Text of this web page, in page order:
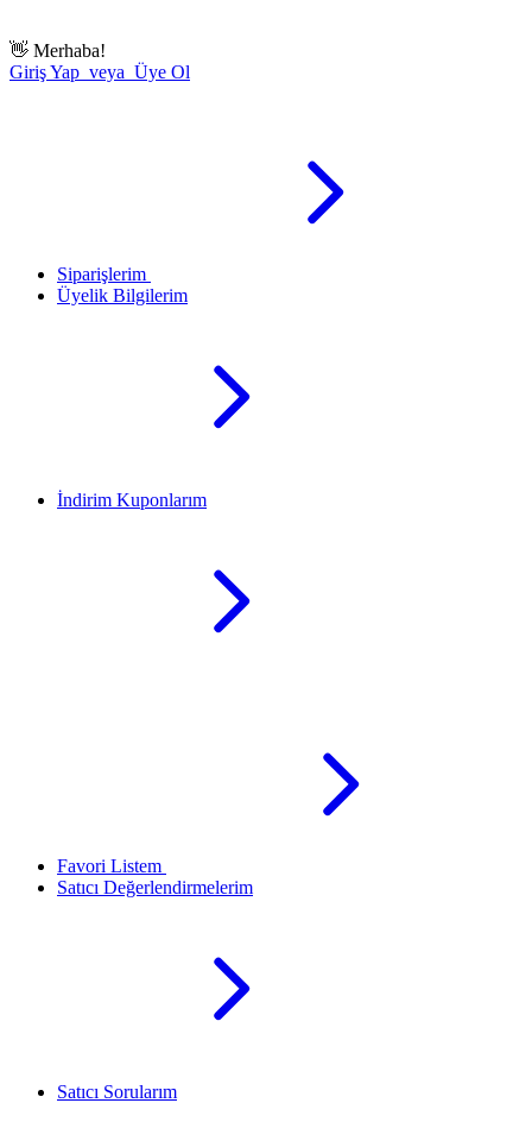
👋 Merhaba!
Giriş Yap veya Üye Ol
Siparişlerim
Üyelik Bilgilerim
İndirim Kuponlarım
Favori Listem
Satıcı Değerlendirmelerim
Satıcı Sorularım